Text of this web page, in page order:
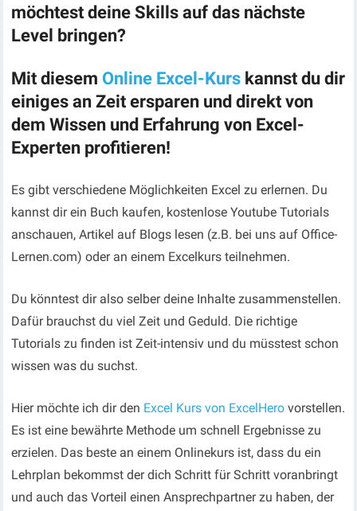
möchtest deine Skills auf das nächste
Level bringen?
Mit diesem Online Excel-Kurs kannst du dir
einiges an Zeit ersparen und direkt von
dem Wissen und Erfahrung von Excel-
Experten profitieren!
Es gibt verschiedene Möglichkeiten Excel zu erlernen. Du
kannst dir ein Buch kaufen, kostenlose Youtube Tutorials
anschauen, Artikel auf Blogs lesen (z.B. bei uns auf Office-
Lernen.com) oder an einem Excelkurs teilnehmen.
Du könntest dir also selber deine Inhalte zusammenstellen.
Dafür brauchst du viel Zeit und Geduld. Die richtige
Tutorials zu finden ist Zeit-intensiv und du müsstest schon
wissen was du suchst.
Hier möchte ich dir den Excel Kurs von ExcelHero vorstellen.
Es ist eine bewährte Methode um schnell Ergebnisse zu
erzielen. Das beste an einem Onlinekurs ist, dass du ein
Lehrplan bekommst der dich Schritt für Schritt voranbringt
und auch das Vorteil einen Ansprechpartner zu haben, der